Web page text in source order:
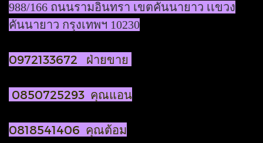
988/166 ถนนรามอินทรา เขตคันนายาว เเขวง
คันนายาว กรุงเทพฯ 10230
0972133672 ฝ่ายขาย
0850725293 คุณแอน
0818541406 คุณต้อม